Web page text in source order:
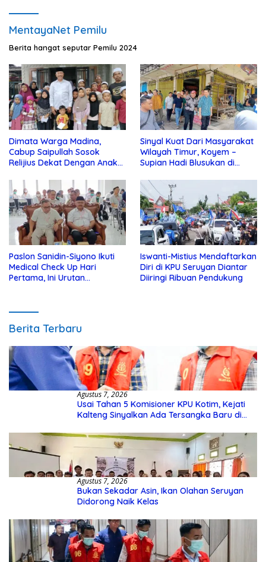
MentayaNet Pemilu
Berita hangat seputar Pemilu 2024
Dimata Warga Madina,
Cabup Saipullah Sosok
Relijius Dekat Dengan Anak
Sinyal Kuat Dari Masyarakat
Wilayah Timur, Koyem –
Supian Hadi Blusukan di
Paslon Sanidin-Siyono Ikuti
Medical Check Up Hari
Pertama, Ini Urutan
Iswanti-Mistius Mendaftarkan
Diri di KPU Seruyan Diantar
Diiringi Ribuan Pendukung
Berita Terbaru
Agustus 7, 2026
Usai Tahan 5 Komisioner KPU Kotim, Kejati
Kalteng Sinyalkan Ada Tersangka Baru di
Agustus 7, 2026
Bukan Sekadar Asin, Ikan Olahan Seruyan
Didorong Naik Kelas